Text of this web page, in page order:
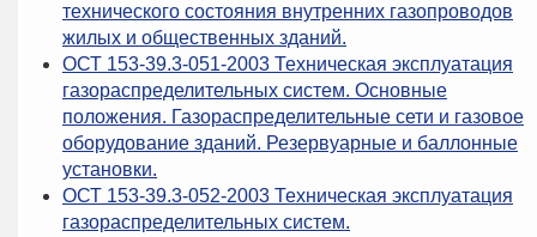
технического состояния внутренних газопроводов
жилых и общественных зданий.
ОСТ 153-39.3-051-2003 Техническая эксплуатация
газораспределительных систем. Основные
положения. Газораспределительные сети и газовое
оборудование зданий. Резервуарные и баллонные
установки.
ОСТ 153-39.3-052-2003 Техническая эксплуатация
газораспределительных систем.